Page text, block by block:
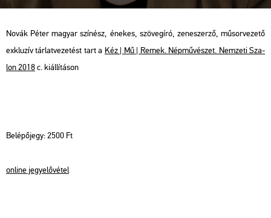
Novák Péter ma­gyar szí­nész, éne­kes, szö­veg­író, ze­ne­szer­ző, mű­sor­ve­ze­tő
exk­lu­zív tár­lat­ve­ze­tést tarta Kéz | Mű | Remek. Nép­mű­vé­szet. Nem­ze­ti Sza­
lon 2018c. ki­ál­lí­tá­son
Be­lé­pő­jegy: 2500 Ft
on­line jegy­elő­vé­tel